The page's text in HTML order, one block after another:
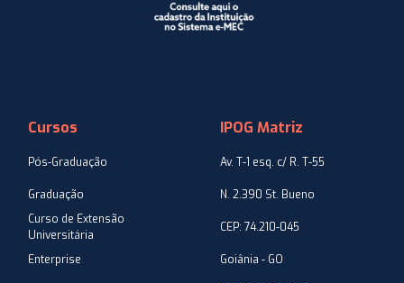
Cursos
Pós-Graduação
Graduação
Curso de Extensão
Universitária
Enterprise
IPOG Matriz
Av. T-1 esq. c/ R. T-55
N. 2.390 St. Bueno
CEP: 74.210-045
Goiânia - GO